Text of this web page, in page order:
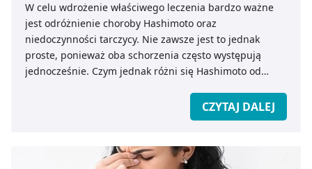
W celu wdrożenie właściwego leczenia bardzo ważne
jest odróżnienie choroby Hashimoto oraz
niedoczynności tarczycy. Nie zawsze jest to jednak
proste, ponieważ oba schorzenia często występują
jednocześnie. Czym jednak różni się Hashimoto od
CZYTAJ DALEJ